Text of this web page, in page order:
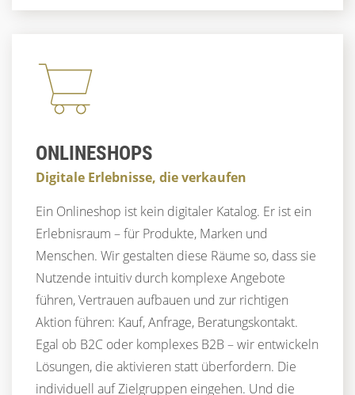
ONLINESHOPS
Digitale Erlebnisse, die verkaufen
Ein Onlineshop ist kein digitaler Katalog. Er ist ein
Erlebnisraum – für Produkte, Marken und
Menschen. Wir gestalten diese Räume so, dass sie
Nutzende intuitiv durch komplexe Angebote
führen, Vertrauen aufbauen und zur richtigen
Aktion führen: Kauf, Anfrage, Beratungskontakt.
Egal ob B2C oder komplexes B2B – wir entwickeln
Lösungen, die aktivieren statt überfordern. Die
individuell auf Zielgruppen eingehen. Und die